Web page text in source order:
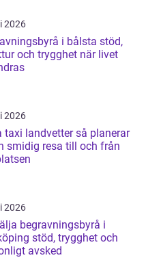
2026
i bålsta stöd,
och trygghet när livet
2026
landvetter så planerar
smidig resa till och från
2026
begravningsbyrå i
trygghet och
avsked